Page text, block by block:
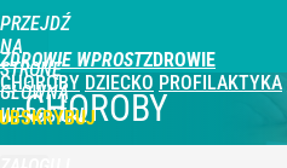
PRZEJDŹ
NA
STRONĘ
GŁÓWNĄ
WPROST.PL
ZDROWIE WPROST
CHOROBY DZIECKO PROFILAKTYKA
CHOROBY